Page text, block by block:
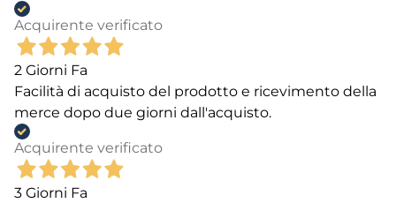
Acquirente verificato
2 Giorni Fa
Facilità di acquisto del prodotto e ricevimento della
merce dopo due giorni dall'acquisto.
Acquirente verificato
3 Giorni Fa